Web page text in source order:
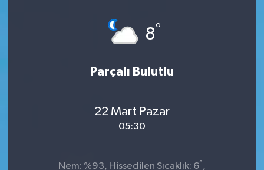
8°
Parçalı Bulutlu
22 Mart Pazar
05:30
Nem: %93, Hissedilen Sıcaklık: 6° ,